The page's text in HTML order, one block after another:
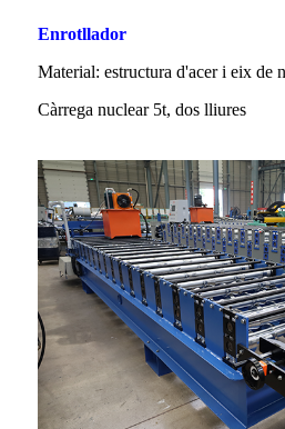
Enrotllador
Material: estructura d'acer i eix de
Càrrega nuclear 5t, dos lliures